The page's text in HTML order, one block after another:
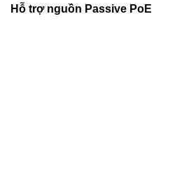
Hỗ trợ nguồn Passive PoE